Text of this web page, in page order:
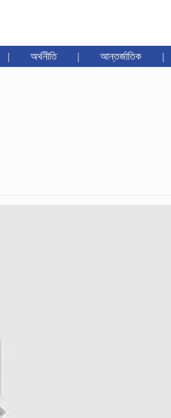
| অর্থনীতি | আন্তর্জাতিক |